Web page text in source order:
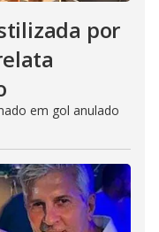
por
em gol anulado